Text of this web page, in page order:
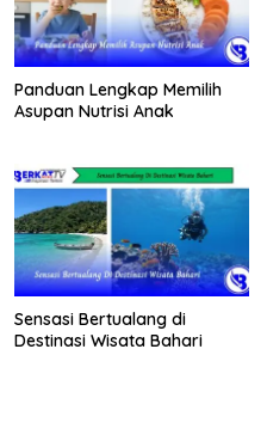
Panduan Lengkap Memilih
Asupan Nutrisi Anak
Sensasi Bertualang di
Destinasi Wisata Bahari